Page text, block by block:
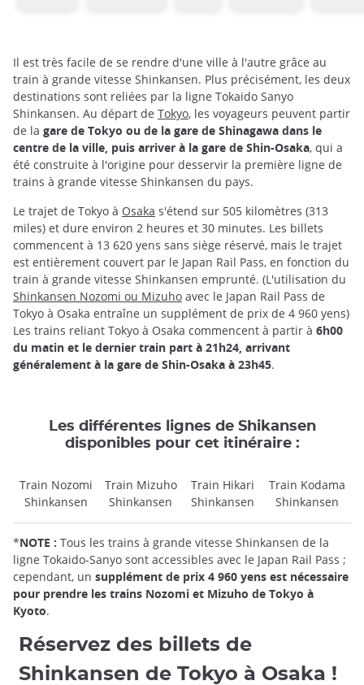
Il est très facile de se rendre d'une ville à l'autre grâce au
train à grande vitesse Shinkansen. Plus précisément, les deux
destinations sont reliées par la ligne Tokaido Sanyo
Shinkansen. Au départ de Tokyo, les voyageurs peuvent partir
de la gare de Tokyo ou de la gare de Shinagawa dans le
centre de la ville, puis arriver à la gare de Shin-Osaka, qui a
été construite à l'origine pour desservir la première ligne de
trains à grande vitesse Shinkansen du pays.
Le trajet de Tokyo à Osaka s'étend sur 505 kilomètres (313
miles) et dure environ 2 heures et 30 minutes. Les billets
commencent à 13 620 yens sans siège réservé, mais le trajet
est entièrement couvert par le Japan Rail Pass, en fonction du
train à grande vitesse Shinkansen emprunté. (L'utilisation du
Shinkansen Nozomi ou Mizuho avec le Japan Rail Pass de
Tokyo à Osaka entraîne un supplément de prix de 4 960 yens)
Les trains reliant Tokyo à Osaka commencent à partir à 6h00
du matin et le dernier train part à 21h24, arrivant
généralement à la gare de Shin-Osaka à 23h45.
Les différentes lignes de Shikansen
disponibles pour cet itinéraire :
Train Nozomi
Shinkansen
Train Mizuho
Shinkansen
Train Hikari
Shinkansen
Train Kodama
Shinkansen
*NOTE : Tous les trains à grande vitesse Shinkansen de la
ligne Tokaido-Sanyo sont accessibles avec le Japan Rail Pass ;
cependant, un supplément de prix 4 960 yens est nécessaire
pour prendre les trains Nozomi et Mizuho de Tokyo à
Kyoto.
Réservez des billets de
Shinkansen de Tokyo à Osaka !